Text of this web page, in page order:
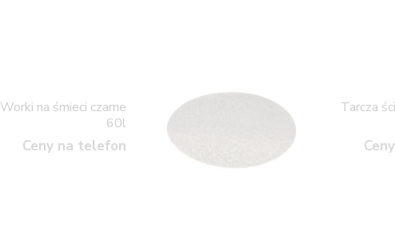
Worki na śmieci czarne
60l
Ceny na telefon
Tarcza